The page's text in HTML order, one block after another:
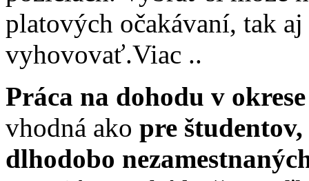
platových očakávaní, tak
vyhovovať.Viac ..
Práca na dohodu v
vhodná ako pre
dlhodobo